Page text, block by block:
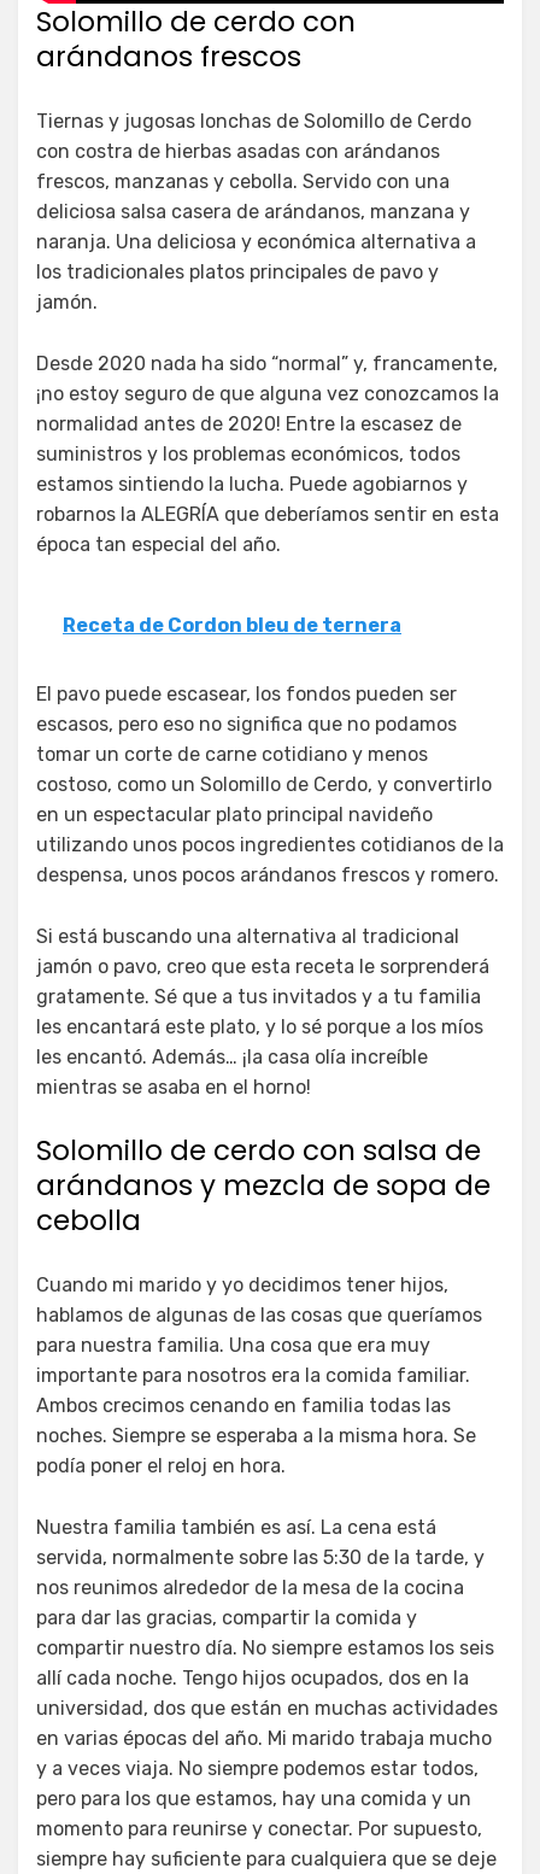
Solomillo de cerdo con
arándanos frescos
Tiernas y jugosas lonchas de Solomillo de Cerdo
con costra de hierbas asadas con arándanos
frescos, manzanas y cebolla. Servido con una
deliciosa salsa casera de arándanos, manzana y
naranja. Una deliciosa y económica alternativa a
los tradicionales platos principales de pavo y
jamón.
Desde 2020 nada ha sido “normal” y, francamente,
¡no estoy seguro de que alguna vez conozcamos la
normalidad antes de 2020! Entre la escasez de
suministros y los problemas económicos, todos
estamos sintiendo la lucha. Puede agobiarnos y
robarnos la ALEGRÍA que deberíamos sentir en esta
época tan especial del año.
Receta de Cordon bleu de ternera
El pavo puede escasear, los fondos pueden ser
escasos, pero eso no significa que no podamos
tomar un corte de carne cotidiano y menos
costoso, como un Solomillo de Cerdo, y convertirlo
en un espectacular plato principal navideño
utilizando unos pocos ingredientes cotidianos de la
despensa, unos pocos arándanos frescos y romero.
Si está buscando una alternativa al tradicional
jamón o pavo, creo que esta receta le sorprenderá
gratamente. Sé que a tus invitados y a tu familia
les encantará este plato, y lo sé porque a los míos
les encantó. Además… ¡la casa olía increíble
mientras se asaba en el horno!
Solomillo de cerdo con salsa de
arándanos y mezcla de sopa de
cebolla
Cuando mi marido y yo decidimos tener hijos,
hablamos de algunas de las cosas que queríamos
para nuestra familia. Una cosa que era muy
importante para nosotros era la comida familiar.
Ambos crecimos cenando en familia todas las
noches. Siempre se esperaba a la misma hora. Se
podía poner el reloj en hora.
Nuestra familia también es así. La cena está
servida, normalmente sobre las 5:30 de la tarde, y
nos reunimos alrededor de la mesa de la cocina
para dar las gracias, compartir la comida y
compartir nuestro día. No siempre estamos los seis
allí cada noche. Tengo hijos ocupados, dos en la
universidad, dos que están en muchas actividades
en varias épocas del año. Mi marido trabaja mucho
y a veces viaja. No siempre podemos estar todos,
pero para los que estamos, hay una comida y un
momento para reunirse y conectar. Por supuesto,
siempre hay suficiente para cualquiera que se deje